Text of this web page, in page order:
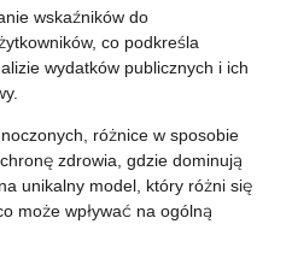
wskaźników do
co podkreśla
wydatków publicznych i ich
różnice w sposobie
zdrowia, gdzie dominują
unikalny model, który różni się
może wpływać na ogólną